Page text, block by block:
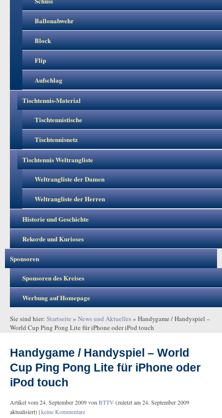
Ballonabwehr
Block
Flip
Aufschlag
Tischtennis-Material
Tischtennistische
Tischtennisnetz
Tischtennis Weltrangliste
Weltrangliste der Damen
Weltrangliste der Herren
Historie und Geschichte
Rekorde und Kurioses
Sponsoren
Sponsoren des Kreises
Werbung auf Homepage
Sie sind hier: Startseite » News und Aktuelles» Handygame / Handyspiel –
World Cup Ping Pong Lite für iPhone oder iPod touch
Handygame / Handyspiel – World
Cup Ping Pong Lite für iPhone oder
iPod touch
Artikel vom24. September 2009von BTTV (zuletzt am24. September 2009
aktualisiert) |keine Kommentare